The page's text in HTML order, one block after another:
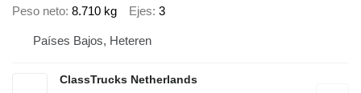
Peso neto 8.710 kg Ejes 3
Países Bajos, Heteren
ClassTrucks Netherlands